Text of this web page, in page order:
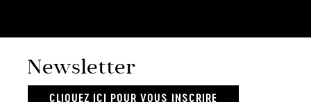
Newsletter
CLIQUEZ ICI POUR VOUS INSCRIRE